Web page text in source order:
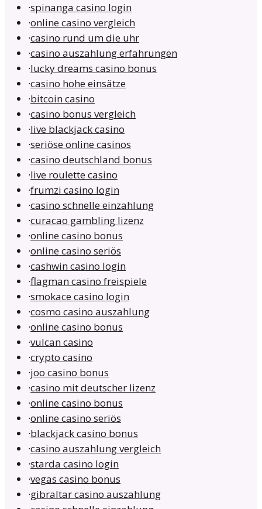
·spinanga casino login
·online casino vergleich
·casino rund um die uhr
·casino auszahlung erfahrungen
·lucky dreams casino bonus
·casino hohe einsätze
·bitcoin casino
·casino bonus vergleich
·live blackjack casino
·seriöse online casinos
·casino deutschland bonus
·live roulette casino
·frumzi casino login
·casino schnelle einzahlung
·curacao gambling lizenz
·online casino bonus
·online casino seriös
·cashwin casino login
·flagman casino freispiele
·smokace casino login
·cosmo casino auszahlung
·online casino bonus
·vulcan casino
·crypto casino
·joo casino bonus
·casino mit deutscher lizenz
·online casino bonus
·online casino seriös
·blackjack casino bonus
·casino auszahlung vergleich
·starda casino login
·vegas casino bonus
·gibraltar casino auszahlung